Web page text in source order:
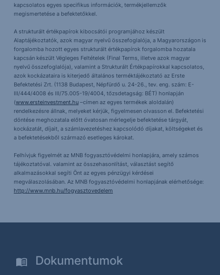
kapcsolatos egyes specifikus információk, termékjellemzők
megismertetése a befektetőkkel.
A strukturált értékpapírok kibocsátói programjához készült
Alaptájékoztatók, azok magyar nyelvű összefoglalója, a Magyarországon is
forgalomba hozott egyes strukturált értékpapírok forgalomba hozatala
kapcsán készült Végleges Feltételek (Final Terms, illetve azok magyar
nyelvű összefoglalója), valamint a Strukturált Értékpapírokkal kapcsolatos,
azok kockázataira is kiterjedő általános terméktájékoztató az Erste
Befektetési Zrt. (1138 Budapest, Népfürdő u. 24-26., tev. eng. szám: E-
III/444/4008 és III/75.005-19/4004, tőzsdetagság: BÉT) honlapján
(www.ersteinvestment.hu –címen az egyes termékek aloldalán)
rendelkezésre állnak, melyeket kérjük, figyelmesen olvasson el. Befektetési
döntése meghozatala előtt óvatosan mérlegelje befektetése tárgyát,
kockázatát, díjait, a számlavezetéshez kapcsolódó díjakat, költségeket és
a befektetésekből származó esetleges károkat.
Felhívjuk figyelmét az MNB fogyasztóvédelmi honlapjára, amely számos
tájékoztatóval. valamint az összehasonlítást, választást segítő
alkalmazásokkal segíti Önt az egyes pénzügyi kérdései
megválaszolásában. Az MNB fogyasztóvédelmi honlapjának elérhetősége:
http://www.mnb.hu/fogyasztovedelem
Dokumentumok